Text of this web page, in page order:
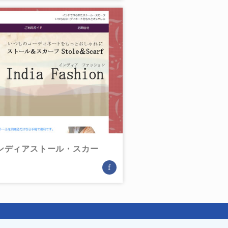
ィアストール・スカー
f